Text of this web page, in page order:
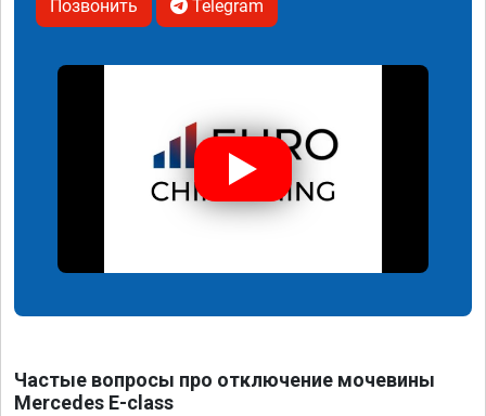
Позвонить Telegram
Частые вопросы про отключение мочевины
Mercedes E-class